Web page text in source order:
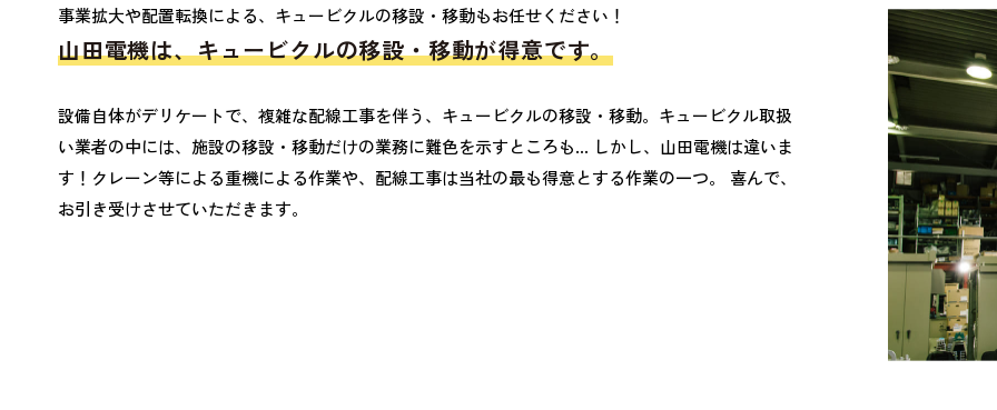
事業拡大や配置転換による、キュービクルの移設・移動もお任せください！
山田電機は、キュービクルの移設・移動が得意です。
設備自体がデリケートで、複雑な配線工事を伴う、キュービクルの移設・移動。キュービクル取扱
い業者の中には、施設の移設・移動だけの業務に難色を示すところも… しかし、山田電機は違いま
す！クレーン等による重機による作業や、配線工事は当社の最も得意とする作業の一つ。 喜んで、
お引き受けさせていただきます。